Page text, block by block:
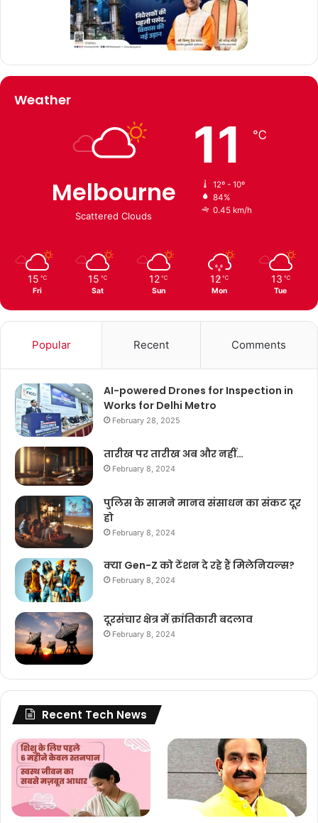
Weather
Melbourne
Scattered Clouds
11 ℃
12º - 10º
84%
0.45 km/h
15 ℃
Fri
15 ℃
Sat
12 ℃
Sun
12 ℃
Mon
13 ℃
Tue
Popular Recent Comments
AI-powered Drones for Inspection in
Works for Delhi Metro
February 28, 2025
तारीख पर तारीख अब और नहीं…
February 8, 2024
पुलिस के सामने मानव संसाधन का संकट दूर
हो
February 8, 2024
क्या Gen-Z को टेंशन दे रहे हैं मिलेनियल्स?
February 8, 2024
दूरसंचार क्षेत्र में क्रांतिकारी बदलाव
February 8, 2024
Recent Tech News